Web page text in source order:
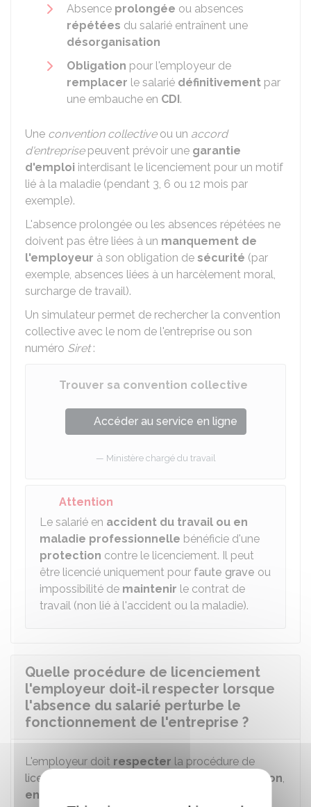
Absence prolongée ou absences
répétées du salarié entraînent une
désorganisation
Obligation pour l'employeur de
remplacer le salarié définitivement par
une embauche en CDI.
Une convention collectiveou un accord
d'entreprisepeuvent prévoir une garantie
d'emploi interdisant le licenciement pour un motif
lié à la maladie (pendant 3, 6 ou 12 mois par
exemple).
L'absence prolongée ou les absences répétées ne
doivent pas être liées à un manquement de
l'employeur à son obligation de sécurité (par
exemple, absences liées à un harcèlement moral,
surcharge de travail).
Un simulateur permet de rechercher la convention
collective avec le nom de l'entreprise ou son
numéro Siret:
Trouver sa convention collective
Accéder au service en ligne
Ministère chargé du travail
Attention
Le salarié en accident du travail ou en
maladie professionnelle bénéficie d'une
protection contre le licenciement. Il peut
être licencié uniquement pour faute grave ou
impossibilité de maintenir le contrat de
travail (non lié à l'accident ou la maladie).
Quelle procédure de licenciement
l'employeur doit-il respecter lorsque
l'absence du salarié perturbe le
fonctionnement de l'entreprise ?
L'employeur doit respecter la procédure de
licenciement pour motif personnel
convocation,
entretien